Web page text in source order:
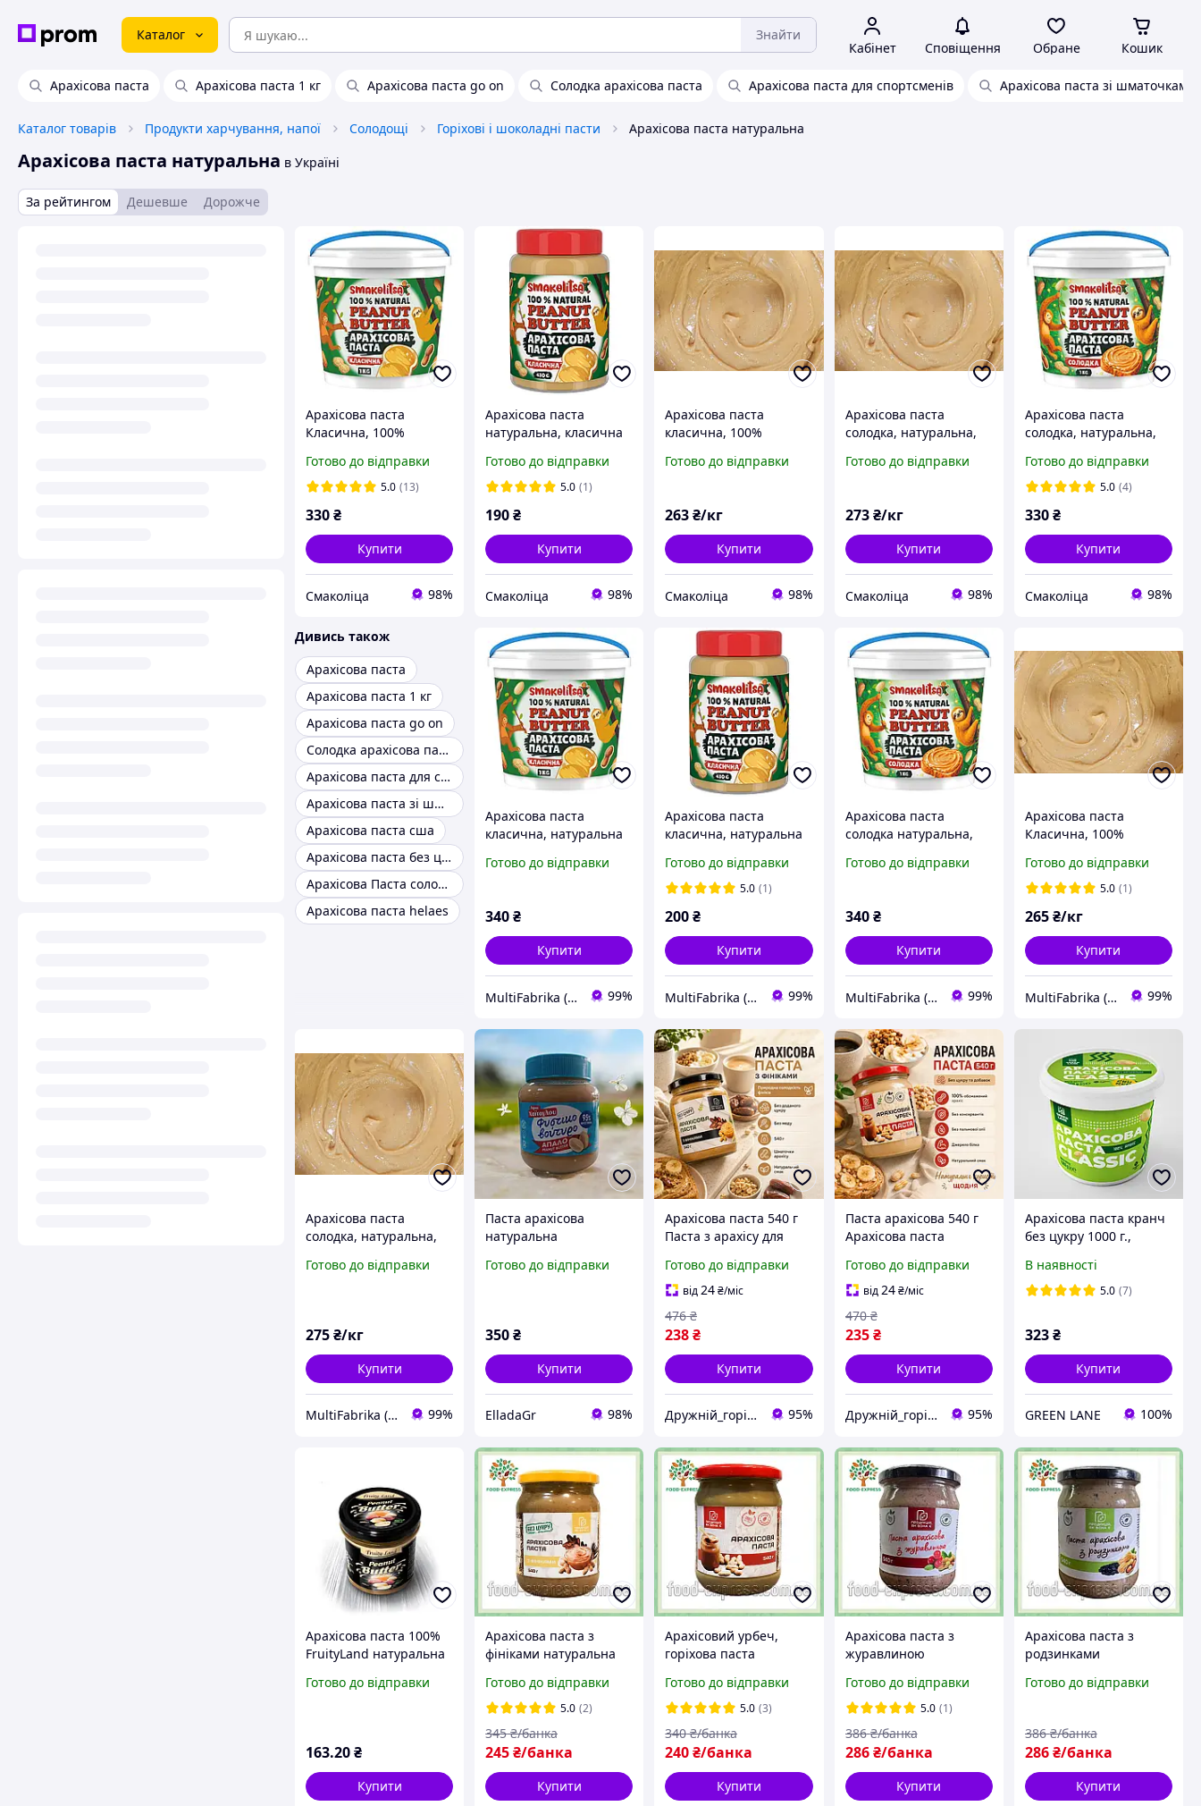
Каталог Знайти
Кабінет Сповіщення Обране Кошик
Арахісова паста Арахісова паста 1 кг Арахісова паста go on Солодка арахісова паста Арахісова паста для спортсменів Арахісова паста зі шматочками
Каталог товарів Продукти харчування, напої Солодощі Горіхові і шоколадні пасти Арахісова паста натуральна
Арахісова паста натуральна в Україні
За рейтингом Дешевше Дорожче
Арахісова паста
Класична, 100%
Готово до відправки
5.0 (13)
330₴
Купити
Смаколіца 98%
Арахісова паста
натуральна, класична
Готово до відправки
5.0 (1)
190₴
Купити
Смаколіца 98%
Арахісова паста
класична, 100%
Готово до відправки
263₴/кг
Купити
Смаколіца 98%
Арахісова паста
солодка, натуральна,
Смаколіца
Готово до відправки
273 ₴/кг
Купити
Смаколіца 98%
Арахісова паста
солодка, натуральна,
Смаколіца
Готово до відправки
5.0 (4)
330₴
Купити
Смаколіца 98%
Дивись також
Арахісова паста
Арахісова паста 1 кг
Арахісова паста go on
Солодка арахісова паста
Арахісова паста для спортсменів
Арахісова паста зі шматочками арахісу
Арахісова паста сша
Арахісова паста без цукру
Арахісова Паста солона
Арахісова паста helaes
Арахісова паста
класична, натуральна
Готово до відправки
340₴
Купити
MultiFabrika (Мультифабрика) 99%
Арахісова паста
класична, натуральна
Готово до відправки
5.0 (1)
200₴
Купити
MultiFabrika (Мультифабрика) 99%
Арахісова паста
солодка натуральна,
Готово до відправки
340 ₴
Купити
MultiFabrika (Мультифабрика) 99%
Арахісова паста
Класична, 100%
виробництво, 10 кг
Готово до відправки
5.0 (1)
265₴/кг
Купити
MultiFabrika (Мультифабрика) 99%
Арахісова паста
солодка, натуральна,
виробництво 10 кг
Готово до відправки
275₴/кг
Купити
MultiFabrika (Мультифабрика) 99%
Паста арахісова
натуральна
Готово до відправки
350₴
Купити
ElladaGr 98%
Арахісова паста 540 г
Паста з арахісу для
паста з фініками
Натуральна арахісова
Десертів
Готово до відправки
від24₴/міс
238₴
476 ₴
Купити
Дружній_горіх.юа 95%
Паста арахісова 540 г
Арахісова паста
крем Без добавок Для
тостів Каші Десертів
натуральна
Готово до відправки
від 24 ₴/міс
235 ₴
470 ₴
Купити
Дружній_горіх.юа 95%
Арахісова паста кранч
без цукру 1000 г.,
консервантів та
домішок CLASSIC
В наявності
5.0 (7)
323₴
Купити
GREEN LANE 100%
Арахісова паста 100%
FruityLand натуральна
Готово до відправки
163.20₴
Купити
Арахісова паста з
фініками натуральна
Готово до відправки
5.0 (2)
245₴/банка
345 ₴/банка
Купити
Арахісовий урбеч,
горіхова паста
540г
Готово до відправки
5.0 (3)
240₴/банка
340 ₴/банка
Купити
Арахісова паста з
журавлиною
540г
Готово до відправки
5.0 (1)
286 ₴/банка
386 ₴/банка
Купити
Арахісова паста з
родзинками
540г
Готово до відправки
286₴/банка
386 ₴/банка
Купити